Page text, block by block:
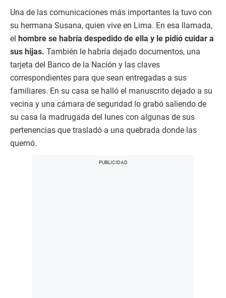
Una de las comunicaciones más importantes la tuvo con
su hermana Susana, quien vive en Lima. En esa llamada,
el hombre se habría despedido de ella y le pidió cuidar a
sus hijas. También le habría dejado documentos, una
tarjeta del Banco de la Nación y las claves
correspondientes para que sean entregadas a sus
familiares. En su casa se halló el manuscrito dejado a su
vecina y una cámara de seguridad lo grabó saliendo de
su casa la madrugada del lunes con algunas de sus
pertenencias que trasladó a una quebrada donde las
quemó.